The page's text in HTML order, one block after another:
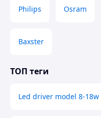
Philips Osram
Baxster
ТОП теги
Led driver model 8-18w